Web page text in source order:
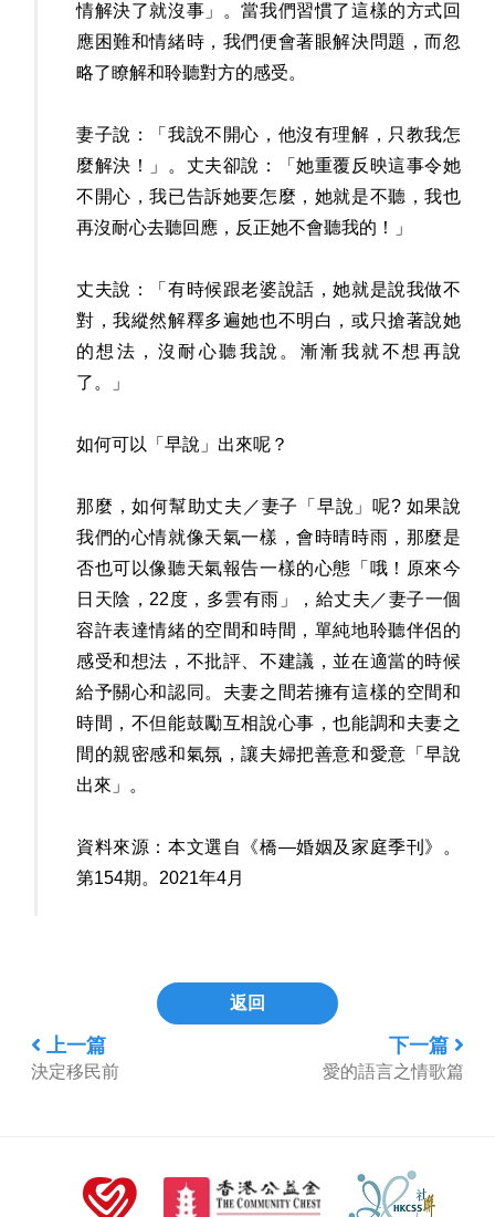
情解決了就沒事」。當我們習慣了這樣的方式回
應困難和情緒時，我們便會著眼解決問題，而忽
略了瞭解和聆聽對方的感受。
妻子說：「我說不開心，他沒有理解，只教我怎
麼解決！」。丈夫卻說：「她重覆反映這事令她
不開心，我已告訴她要怎麼，她就是不聽，我也
再沒耐心去聽回應，反正她不會聽我的！」
丈夫說：「有時候跟老婆說話，她就是說我做不
對，我縱然解釋多遍她也不明白，或只搶著說她
的想法，沒耐心聽我說。漸漸我就不想再說
了。」
如何可以「早說」出來呢？
那麼，如何幫助丈夫／妻子「早說」呢? 如果說
我們的心情就像天氣一樣，會時晴時雨，那麼是
否也可以像聽天氣報告一樣的心態「哦！原來今
日天陰，22度，多雲有雨」，給丈夫／妻子一個
容許表達情緒的空間和時間，單純地聆聽伴侶的
感受和想法，不批評、不建議，並在適當的時候
給予關心和認同。夫妻之間若擁有這樣的空間和
時間，不但能鼓勵互相說心事，也能調和夫妻之
間的親密感和氣氛，讓夫婦把善意和愛意「早說
出來」。
資料來源：本文選自《橋—婚姻及家庭季刊》。
第154期。2021年4月
上一篇
決定移民前
返回
下一篇
愛的語言之情歌篇